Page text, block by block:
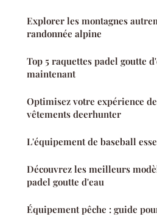
Explorer les montagnes
randonnée alpine
Top 5 raquettes padel goutte
maintenant
Optimisez votre expérience
vêtements deerhunter
L'équipement de baseball
Découvrez les meilleurs
padel goutte d'eau
Équipement pêche : guide